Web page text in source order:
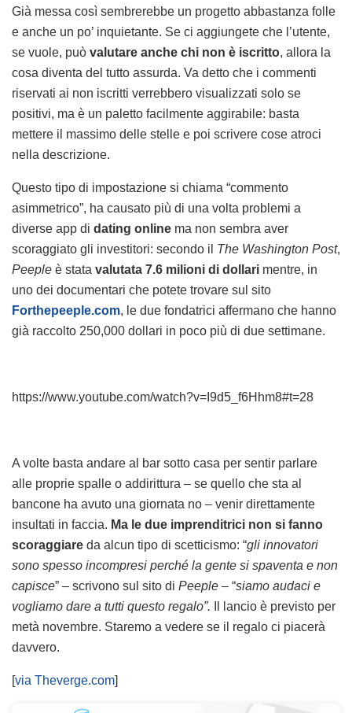
Già messa così sembrerebbe un progetto abbastanza folle
e anche un po’ inquietante. Se ci aggiungete che l’utente,
se vuole, può valutare anche chi non è iscritto, allora la
cosa diventa del tutto assurda. Va detto che i commenti
riservati ai non iscritti verrebbero visualizzati solo se
positivi, ma è un paletto facilmente aggirabile: basta
mettere il massimo delle stelle e poi scrivere cose atroci
nella descrizione.
Questo tipo di impostazione si chiama “commento
asimmetrico”, ha causato più di una volta problemi a
diverse app di dating online ma non sembra aver
scoraggiato gli investitori: secondo il The Washington Post,
Peeple è stata valutata 7.6 milioni di dollari mentre, in
uno dei documentari che potete trovare sul sito
Forthepeeple.com, le due fondatrici affermano che hanno
già raccolto 250,000 dollari in poco più di due settimane.
https://www.youtube.com/watch?v=I9d5_f6Hhm8#t=28
A volte basta andare al bar sotto casa per sentir parlare
alle proprie spalle o addirittura – se quello che sta al
bancone ha avuto una giornata no – venir direttamente
insultati in faccia. Ma le due imprenditrici non si fanno
scoraggiare da alcun tipo di scetticismo: “gli innovatori
sono spesso incompresi perché la gente si spaventa e non
capisce” – scrivono sul sito di Peeple – “siamo audaci e
vogliamo dare a tutti questo regalo”.
Il lancio è previsto per
metà novembre. Staremo a vedere se il regalo ci piacerà
davvero.
[via Theverge.com]